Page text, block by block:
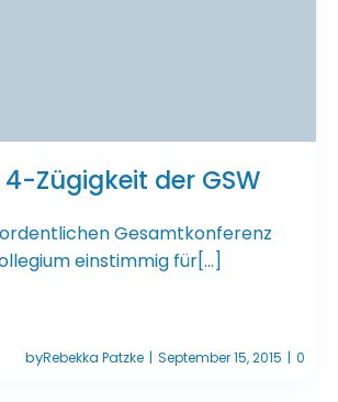
Zügigkeit der GSW
Gesamtkonferenz
einstimmig für[…]
byRebekka Patzke | September 15, 2015 | 0